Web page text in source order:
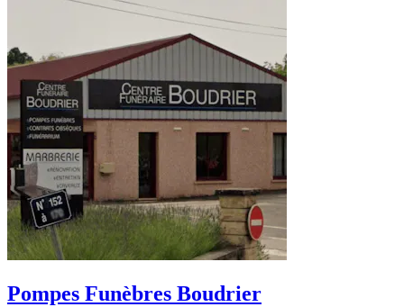
Pompes Funèbres Boudrier